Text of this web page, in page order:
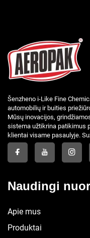
Šenzheno i-Like Fine
automobilių ir buities
Mūsų inovacijos,
sistema užtikrina patikimus
klientai visame pasaulyje.
Naudingi
Apie mus
Produktai